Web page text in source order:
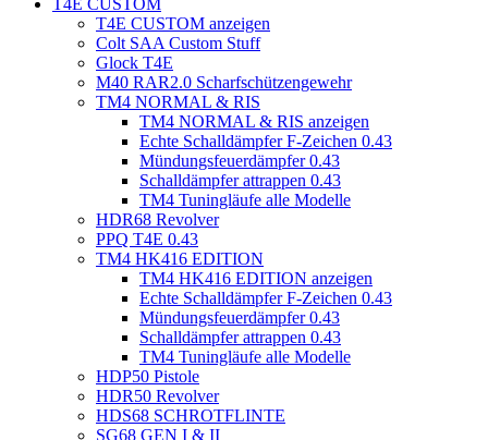
T4E CUSTOM
T4E CUSTOM anzeigen
Colt SAA Custom Stuff
Glock T4E
M40 RAR2.0 Scharfschützengewehr
TM4 NORMAL & RIS
TM4 NORMAL & RIS anzeigen
Echte Schalldämpfer F-Zeichen 0.43
Mündungsfeuerdämpfer 0.43
Schalldämpfer attrappen 0.43
TM4 Tuningläufe alle Modelle
HDR68 Revolver
PPQ T4E 0.43
TM4 HK416 EDITION
TM4 HK416 EDITION anzeigen
Echte Schalldämpfer F-Zeichen 0.43
Mündungsfeuerdämpfer 0.43
Schalldämpfer attrappen 0.43
TM4 Tuningläufe alle Modelle
HDP50 Pistole
HDR50 Revolver
HDS68 SCHROTFLINTE
SG68 GEN I & II